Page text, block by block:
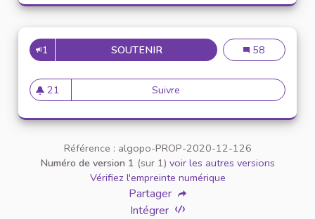
1 SOUTENIRVEUILLEZ AU RESPECT
Veuillez au
58
21
21 abonnés
Suivre Veuillez au respect mutuel
Référence : algopo-PROP-2020-12-126
Numéro de version 1 (sur 1) voir les autres versions
Vérifiez l'empreinte numérique
Partager
Intégrer